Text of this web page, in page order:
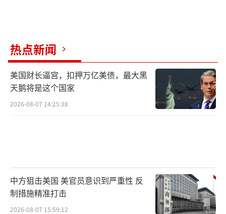
对于推迟甚至取消峰会的意见，北约秘书
长吕特尚未做出最终决定。北约一名官员回应
称，北约将继续定期举行峰会，在其他时间继
续就共同的安全事务展开磋商、筹划和决策。
热点新闻
美国财长逼宫，扣押万亿美债，最大黑
天鹅将是这个国家
2026-08-07 14:25:38
中方狙击美国 美官员意识到严重性 反
制措施精准打击
2026-08-07 15:59:12